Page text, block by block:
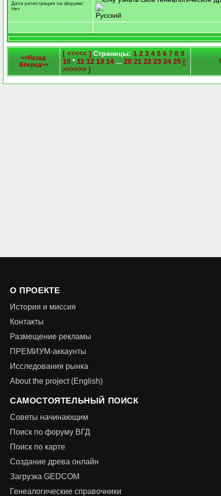
Дата регистрации на форуме:
Нет
Русский
<<Назад
Вперед>>
[ <<<<< ] Страницы: 1 2 3 4 5 6 7 8 9
10 * 11 12 13 14 ... 20 21 22 23 24 25 [
>>>>>> ]
О ПРОЕКТЕ
История и миссия
Контакты
Размещение рекламы
ПРЕМИУМ-аккаунты
Исследования рынка
About the project (English)
САМОСТОЯТЕЛЬНЫЙ ПОИСК
Советы начинающим
Поиск по форуму ВГД
Поиск по карте
Создание древа онлайн
Загрузка GEDCOM
Генеалогические справочники